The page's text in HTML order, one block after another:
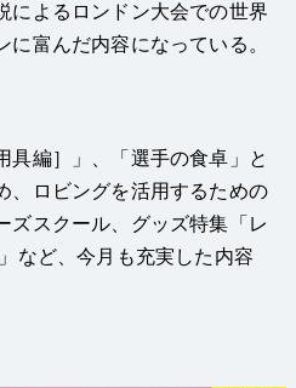
によるロンドン大会での世界
富んだ内容になっている。
具編］」、「選手の食卓」と
、ロビングを活用するための
ズスクール、グッズ特集「レ
など、今月も充実した内容